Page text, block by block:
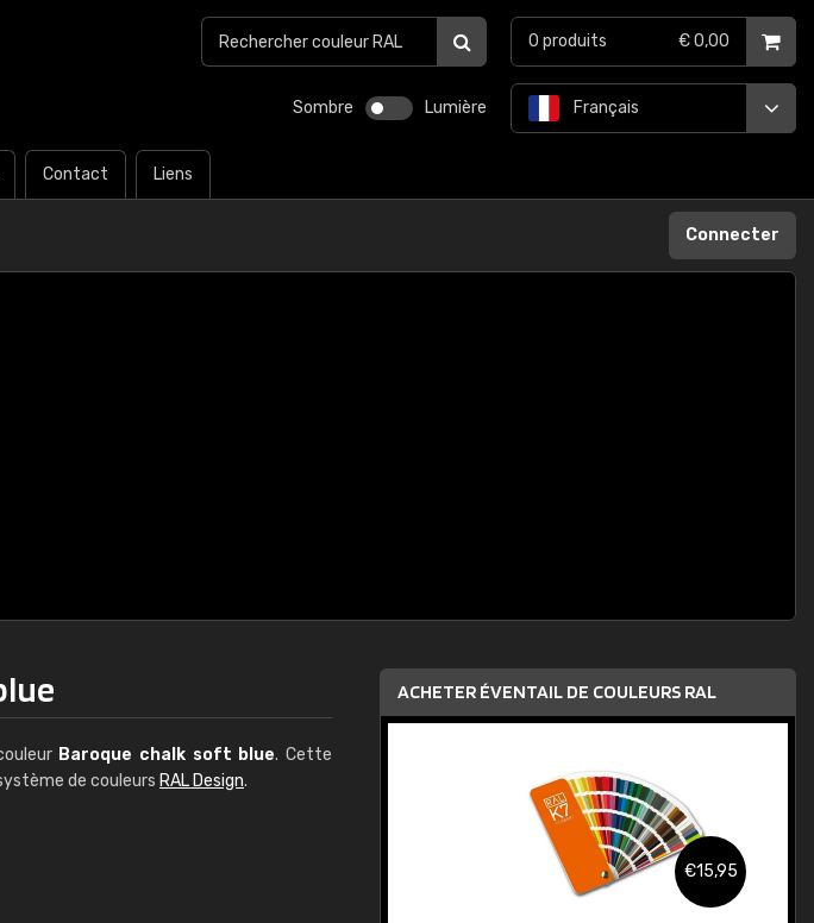
Sombre Lumière
Contact Liens
Français
0 produits € 0,00
Connecter
Baroque chalk soft blue. Cette
de couleurs RAL Design.
ACHETER ÉVENTAIL DE COULEURS RAL
€15,95